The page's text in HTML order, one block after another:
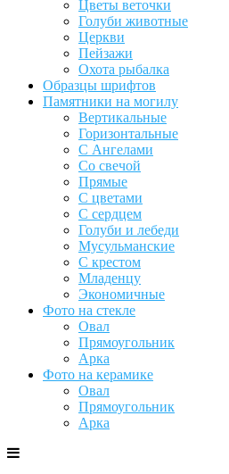
Цветы веточки
Голуби животные
Церкви
Пейзажи
Охота рыбалка
Образцы шрифтов
Памятники на могилу
Вертикальные
Горизонтальные
С Ангелами
Со свечой
Прямые
С цветами
С сердцем
Голуби и лебеди
Мусульманские
С крестом
Младенцу
Экономичные
Фото на стекле
Овал
Прямоугольник
Арка
Фото на керамике
Овал
Прямоугольник
Арка